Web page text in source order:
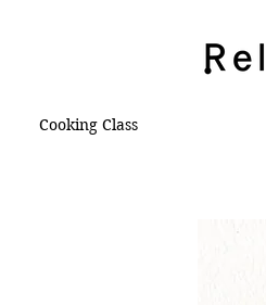
Cooking Class